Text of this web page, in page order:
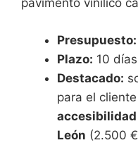
pavimento vinílico
Presupuesto:
Plazo: 10 días
Destacado:
para el
León (2.500